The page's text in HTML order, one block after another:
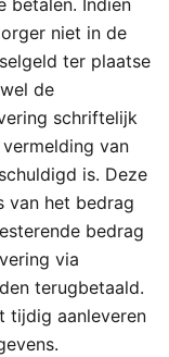
betalen. Indien
niet in de
ter plaatse
de
schriftelijk
van
is. Deze
van het bedrag
bedrag
via
terugbetaald.
tijdig aanleveren